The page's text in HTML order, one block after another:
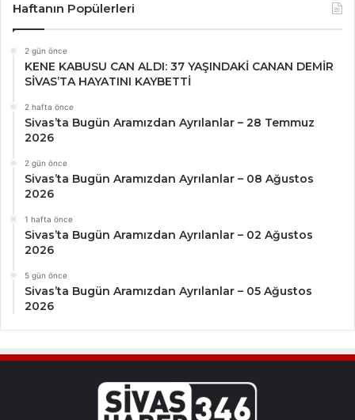
Haftanın Popülerleri
2 gün önce
KENE KABUSU CAN ALDI: 37 YAŞINDAKİ CANAN DEMİR
SİVAS’TA HAYATINI KAYBETTİ
2 hafta önce
Sivas’ta Bugün Aramızdan Ayrılanlar – 28 Temmuz
2026
2 gün önce
Sivas’ta Bugün Aramızdan Ayrılanlar – 08 Ağustos
2026
1 hafta önce
Sivas’ta Bugün Aramızdan Ayrılanlar – 02 Ağustos
2026
5 gün önce
Sivas’ta Bugün Aramızdan Ayrılanlar – 05 Ağustos
2026